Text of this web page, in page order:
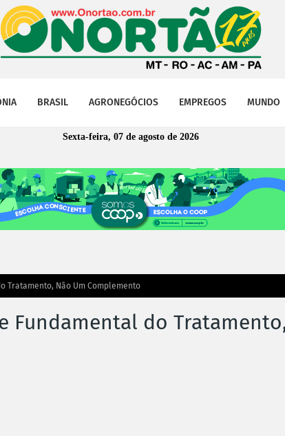
BRASIL AGRONEGÓCIOS EMPREGOS MUNDO
Sexta-feira, 07 de agosto de 2026
Tratamento, Não Um Complemento
Fundamental do